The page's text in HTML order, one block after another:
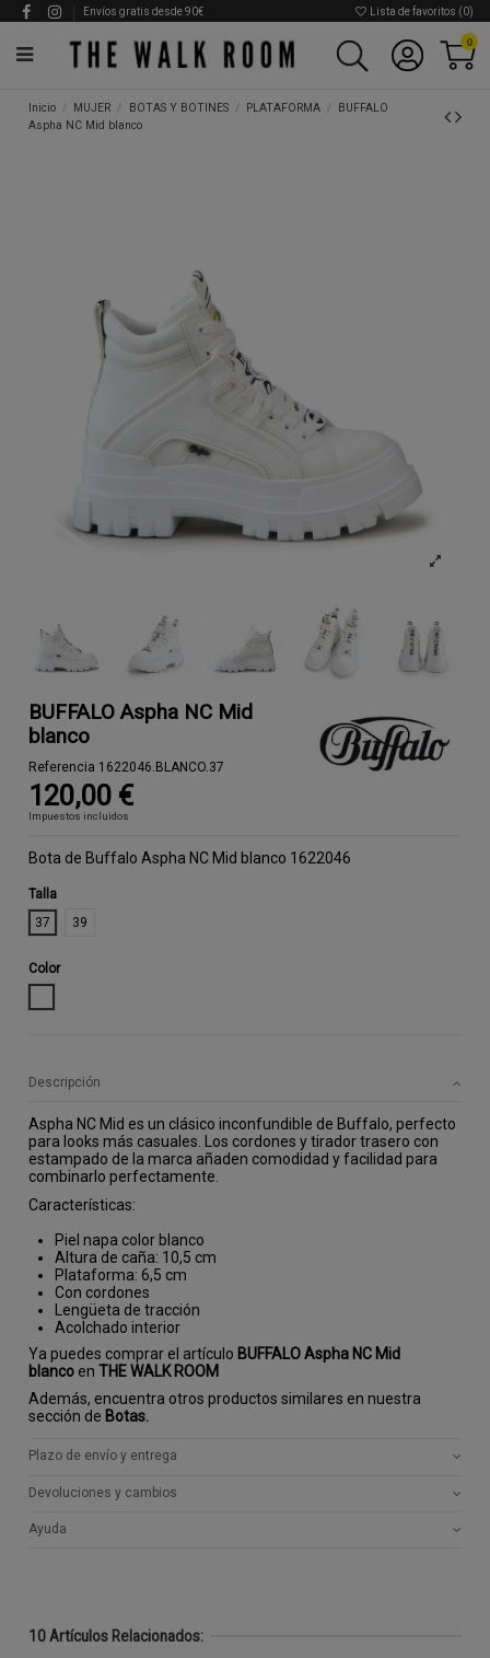
Envíos gratis desde 90€ Lista de favoritos (0)
0
Inicio MUJER BOTAS Y BOTINES PLATAFORMA
BUFFALO
Aspha NC Mid blanco
BUFFALO Aspha NC Mid
blanco
Referencia 1622046.BLANCO.37
120,00 €
Impuestos incluidos
Bota de Buffalo Aspha NC Mid blanco 1622046
Talla
37
39
Color
Descripción
Aspha NC Mid es un clásico inconfundible de Buffalo, perfecto
para looks más casuales. Los cordones y tirador trasero con
estampado de la marca añaden comodidad y facilidad para
combinarlo perfectamente.
Características:
Piel napa color blanco
Altura de caña: 10,5 cm
Plataforma: 6,5 cm
Con cordones
Lengüeta de tracción
Acolchado interior
Ya puedes comprar el artículo BUFFALO Aspha NC Mid
blanco enTHE WALK ROOM
Además, encuentra otros productos similares en nuestra
sección de Botas.
Plazo de envío y entrega
Devoluciones y cambios
Ayuda
10 Artículos Relacionados: